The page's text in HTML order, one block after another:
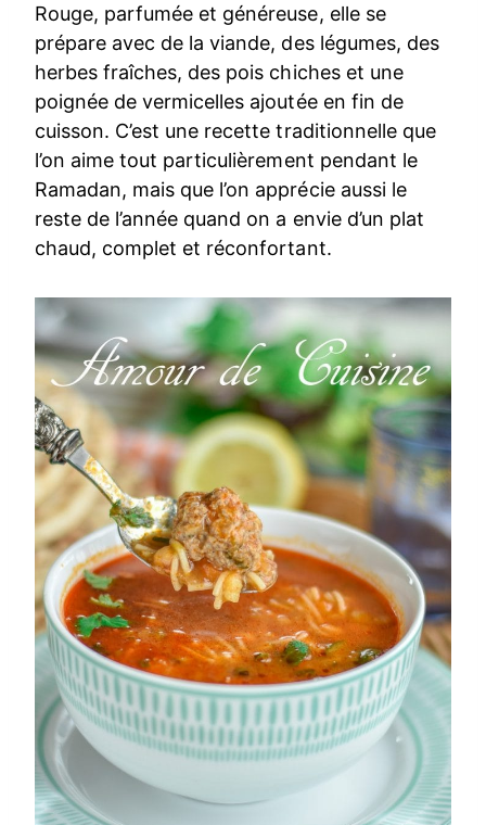
Rouge, parfumée et généreuse, elle se
prépare avec de la viande, des légumes, des
herbes fraîches, des pois chiches et une
poignée de vermicelles ajoutée en fin de
cuisson. C’est une recette traditionnelle que
l’on aime tout particulièrement pendant le
Ramadan, mais que l’on apprécie aussi le
reste de l’année quand on a envie d’un plat
chaud, complet et réconfortant.